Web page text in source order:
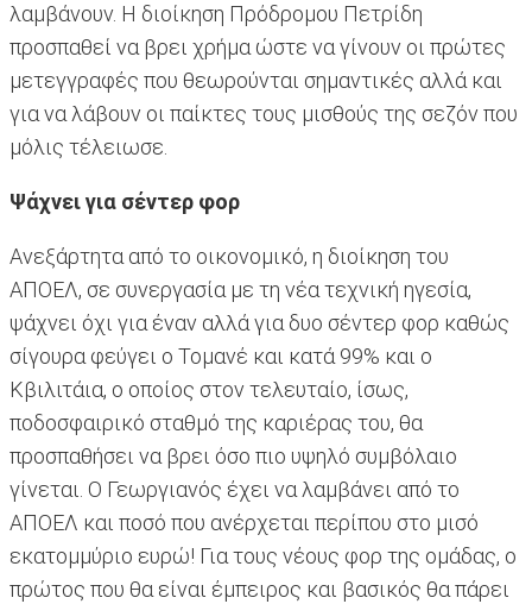
λαμβάνουν. Η διοίκηση Πρόδρομου Πετρίδη
προσπαθεί να βρει χρήμα ώστε να γίνουν οι πρώτες
μετεγγραφές που θεωρούνται σημαντικές αλλά και
για να λάβουν οι παίκτες τους μισθούς της σεζόν που
μόλις τέλειωσε.
Ψάχνει για σέντερ φορ
Ανεξάρτητα από το οικονομικό, η διοίκηση του
ΑΠΟΕΛ, σε συνεργασία με τη νέα τεχνική ηγεσία,
ψάχνει όχι για έναν αλλά για δυο σέντερ φορ καθώς
σίγουρα φεύγει ο Τομανέ και κατά 99% και ο
Κβιλιτάια, ο οποίος στον τελευταίο, ίσως,
ποδοσφαιρικό σταθμό της καριέρας του, θα
προσπαθήσει να βρει όσο πιο υψηλό συμβόλαιο
γίνεται. Ο Γεωργιανός έχει να λαμβάνει από το
ΑΠΟΕΛ και ποσό που ανέρχεται περίπου στο μισό
εκατομμύριο ευρώ! Για τους νέους φορ της ομάδας, ο
πρώτος που θα είναι έμπειρος και βασικός θα πάρει